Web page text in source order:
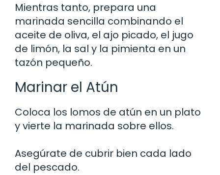
Mientras tanto, prepara una
marinada sencilla combinando el
aceite de oliva, el ajo picado, el jugo
de limón, la sal y la pimienta en un
tazón pequeño.
Marinar el Atún
Coloca los lomos de atún en un plato
y vierte la marinada sobre ellos.
Asegúrate de cubrir bien cada lado
del pescado.